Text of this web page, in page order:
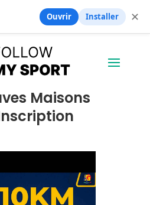
Maisons
Ouvrir Installer ✕